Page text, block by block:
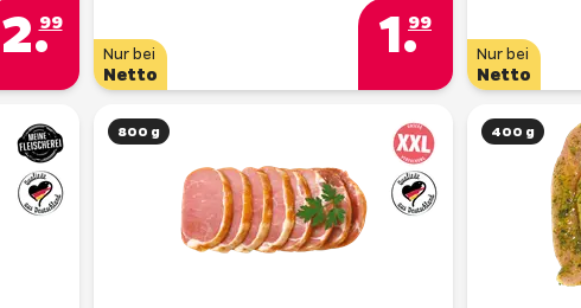
2.99
Nur bei
Netto
1.99
Nur bei
Netto
800 g 400 g